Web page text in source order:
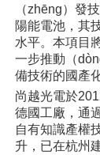
（zhēng）發
陽能電池，其
水平。本項目
一步推動（
備技術的國產化
尚越光電於
德國工廠，通
自有知識產權
升，已在杭州